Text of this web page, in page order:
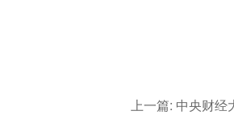
上一篇: 中央财经